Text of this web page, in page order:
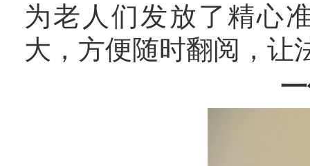
为老人们发放了精心
大，方便随时翻阅，让